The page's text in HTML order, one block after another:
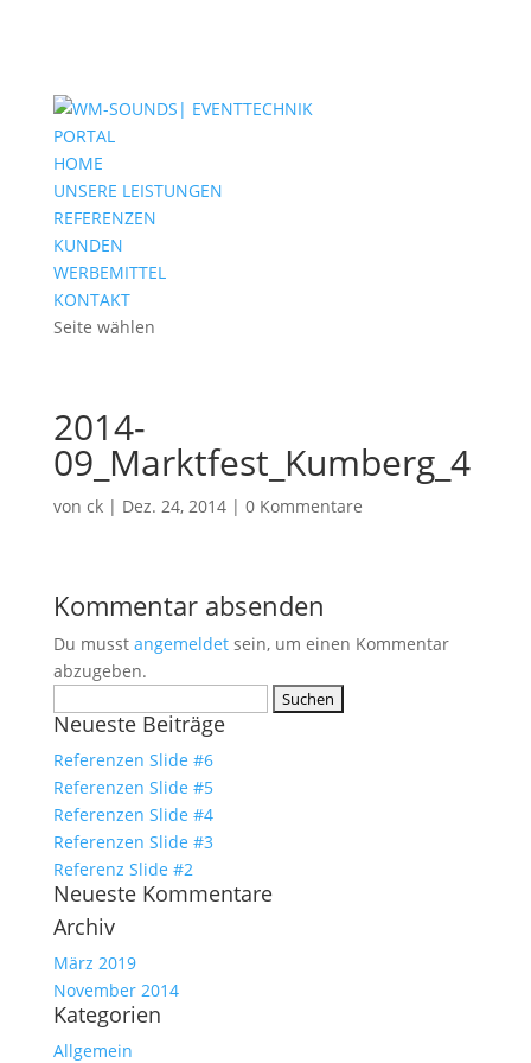
PORTAL
HOME
UNSERE LEISTUNGEN
REFERENZEN
KUNDEN
WERBEMITTEL
KONTAKT
Seite wählen
2014-
09_Marktfest_Kumberg_4
von ck| Dez. 24, 2014| 0 Kommentare
Kommentar absenden
Du musst angemeldetsein, um einen Kommentar
abzugeben.
nach:
Neueste Beiträge
Referenzen Slide #6
Referenzen Slide #5
Referenzen Slide #4
Referenzen Slide #3
Referenz Slide #2
Neueste Kommentare
Archiv
März 2019
November 2014
Kategorien
Allgemein